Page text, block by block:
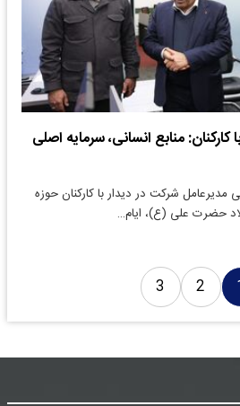
کارکنان: منابع انسانی، سرمایه اصلی
شرکت در دیدار با کارکنان حوزه
حضرت علی (ع)، ایام…
2
3